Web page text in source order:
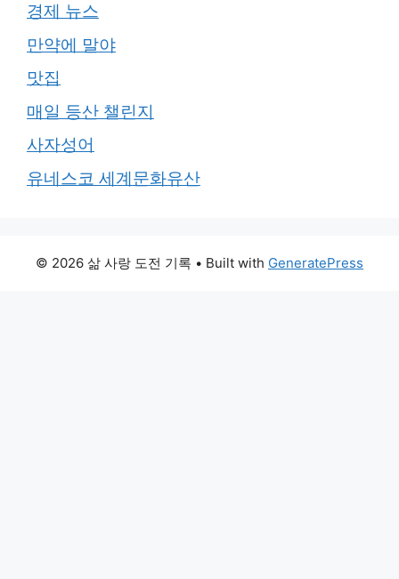
경제 뉴스
만약에 말야
맛집
매일 등산 챌린지
사자성어
유네스코 세계문화유산
© 2026 삶 사랑 도전 기록 • Built with GeneratePress